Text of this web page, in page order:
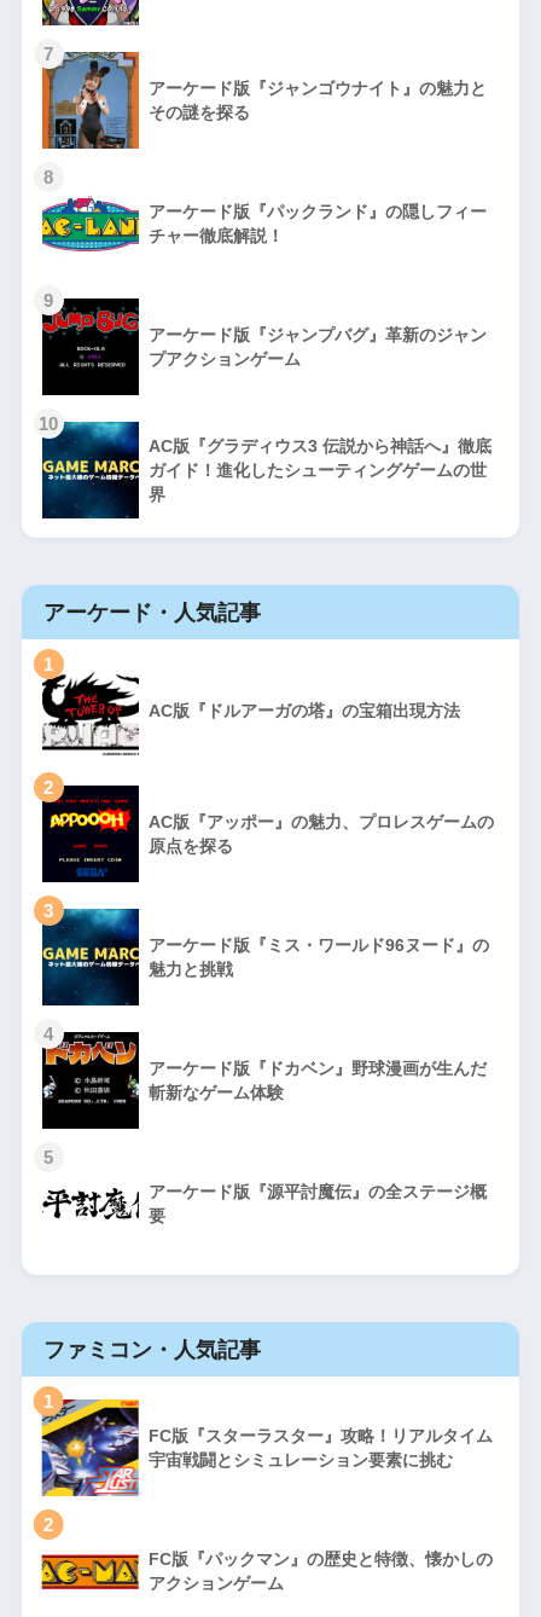
7
アーケード版『ジャンゴウナイト』の魅力と
その謎を探る
8
アーケード版『パックランド』の隠しフィー
チャー徹底解説！
9
アーケード版『ジャンプバグ』革新のジャン
プアクションゲーム
10
AC版『グラディウス3 伝説から神話へ』徹底
ガイド！進化したシューティングゲームの世
界
アーケード・人気記事
1
AC版『ドルアーガの塔』の宝箱出現方法
2
AC版『アッポー』の魅力、プロレスゲームの
原点を探る
3
アーケード版『ミス・ワールド96ヌード』の
魅力と挑戦
4
アーケード版『ドカベン』野球漫画が生んだ
斬新なゲーム体験
5
アーケード版『源平討魔伝』の全ステージ概
要
ファミコン・人気記事
1
FC版『スターラスター』攻略！リアルタイム
宇宙戦闘とシミュレーション要素に挑む
2
FC版『パックマン』の歴史と特徴、懐かしの
アクションゲーム